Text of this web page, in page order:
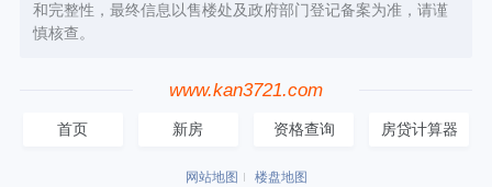
和完整性，最终信息以售楼处及政府部门登记备案为准，请谨
慎核查。
www.kan3721.com
首页 新房 资格查询 房贷计算器
网站地图 楼盘地图